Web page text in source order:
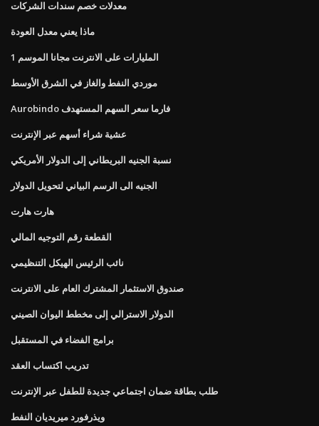
معدلات خصم سندات الشركات
ماذا يعني معدل العودة
المليارات على الانترنت مجانا الموسم 1
موردي النفط والغاز في الشرق الأوسط
Aurobindo فارما سعر السهم المستهدف
عشية شراء أسهم عبر الإنترنت
نسبة الجنيه البريطاني إلى الدولار الأمريكي
الجنيه الى الرسم البياني لتحويل الدولار
هارت هارت
القطعة رقم التوجيه المالي
نائب الرئيس الهيكل التنظيمي
صندوق الاستثمار المشترك العام على الانترنت
الدولار الاسترالي إلى مخطط اليوان الصيني
برامج الفضاء في المستقبل
تدريب اكتساب العقد
طلب بطاقة ضمان اجتماعي جديدة للطفل عبر الإنترنت
ويذرفورد ميريديان النفط